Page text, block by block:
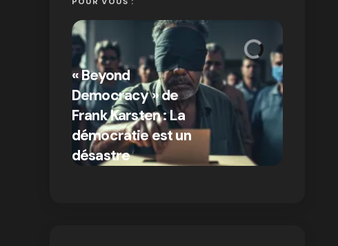
« Beyond
Democracy » de
Frank Karsten : La
démocratie est un
désastre
on 03/10/2024